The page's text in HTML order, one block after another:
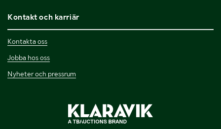
Kontakt och karriär
Kontakta oss
Jobba hos oss
Nyheter och pressrum